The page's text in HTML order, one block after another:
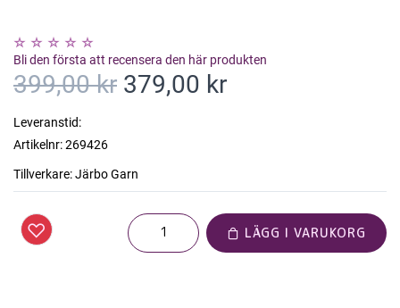
Bli den första att recensera den här produkten
399,00 kr 379,00 kr
Leveranstid:
Artikelnr:269426
Tillverkare:Järbo Garn
LÄGG I VARUKORG